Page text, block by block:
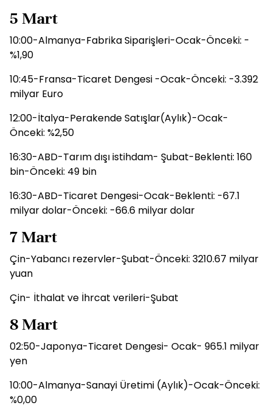
5 Mart
10:00-Almanya-Fabrika Siparişleri-Ocak-Önceki: -
%1,90
10:45-Fransa-Ticaret Dengesi -Ocak-Önceki: -3.392
milyar Euro
12:00-İtalya-Perakende Satışlar(Aylık)-Ocak-
Önceki: %2,50
16:30-ABD-Tarım dışı istihdam- Şubat-Beklenti: 160
bin-Önceki: 49 bin
16:30-ABD-Ticaret Dengesi-Ocak-Beklenti: -67.1
milyar dolar-Önceki: -66.6 milyar dolar
7 Mart
Çin-Yabancı rezervler-Şubat-Önceki: 3210.67 milyar
yuan
Çin- İthalat ve İhrcat verileri-Şubat
8 Mart
02:50-Japonya-Ticaret Dengesi- Ocak- 965.1 milyar
yen
10:00-Almanya-Sanayi Üretimi (Aylık)-Ocak-Önceki:
%0,00